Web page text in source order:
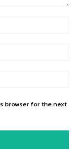
browser for the next